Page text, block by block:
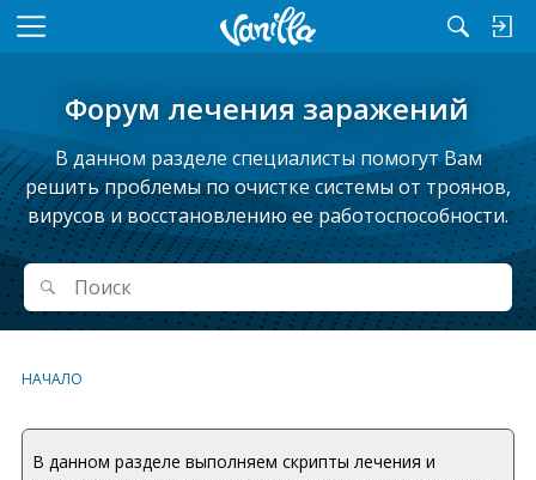
M
Форум лечения заражений
В данном разделе специалисты помогут Вам
решить проблемы по очистке системы от троянов,
вирусов и восстановлению ее работоспособности.
Поиск
Поиск
НАЧАЛО
В данном разделе выполняем скрипты лечения и